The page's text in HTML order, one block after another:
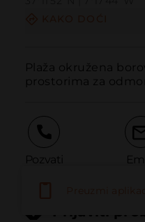
Plaža okružena
prostorima za
Pozvati
Prijaviti